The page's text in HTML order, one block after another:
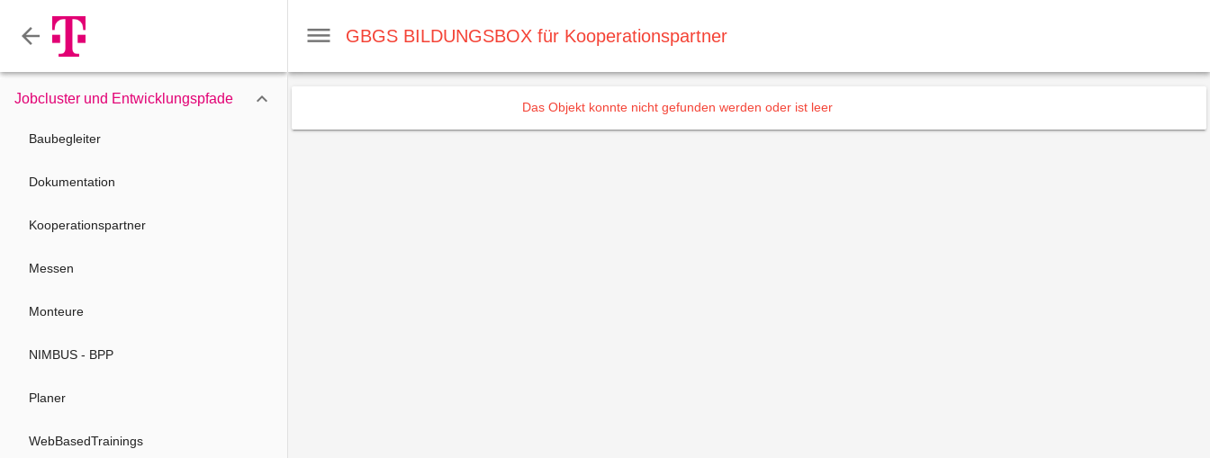

Jobcluster und Entwicklungspfade
Baubegleiter
Dokumentation
Kooperationspartner
Messen
Monteure
NIMBUS - BPP
Planer
WebBasedTrainings